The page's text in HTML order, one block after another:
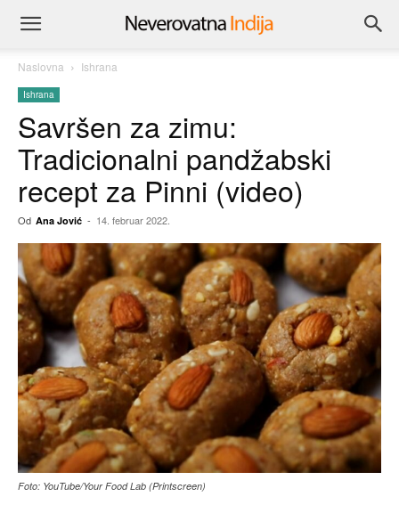
Naslovna Ishrana
Ishrana
Savršen za zimu:
Tradicionalni pandžabski
recept za Pinni (video)
Od Ana Jović - 14. februar 2022.
Foto: YouTube/Your Food Lab (Printscreen)